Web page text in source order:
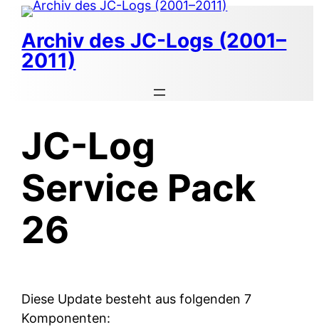
Zum
Inhalt
springen
Archiv des JC-Logs (2001–
2011)
JC-Log
Service Pack
26
Diese Update besteht aus folgenden 7
Komponenten: